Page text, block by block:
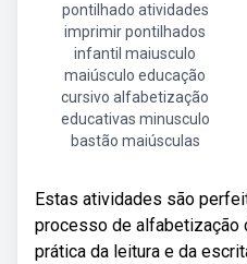
pontilhado atividades
imprimir pontilhados
infantil maiusculo
maiúsculo educação
cursivo alfabetização
educativas minusculo
bastão maiúsculas
Estas atividades são
processo de alfabetização
prática da leitura e da